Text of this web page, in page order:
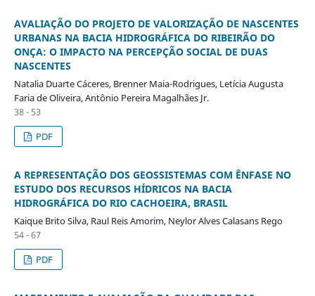
AVALIAÇÃO DO PROJETO DE VALORIZAÇÃO DE NASCENTES
URBANAS NA BACIA HIDROGRÁFICA DO RIBEIRÃO DO
ONÇA: O IMPACTO NA PERCEPÇÃO SOCIAL DE DUAS
NASCENTES
Natalia Duarte Cáceres, Brenner Maia-Rodrigues, Letícia Augusta
Faria de Oliveira, Antônio Pereira Magalhães Jr.
38 - 53
PDF
A REPRESENTAÇÃO DOS GEOSSISTEMAS COM ÊNFASE NO
ESTUDO DOS RECURSOS HÍDRICOS NA BACIA
HIDROGRÁFICA DO RIO CACHOEIRA, BRASIL
Kaique Brito Silva, Raul Reis Amorim, Neylor Alves Calasans Rego
54 - 67
PDF